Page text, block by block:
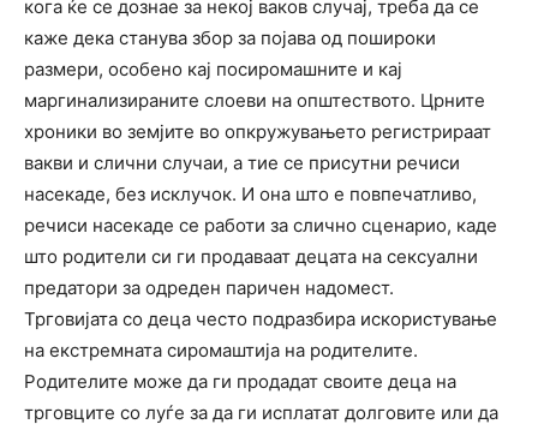
кога ќе се дознае за некој ваков случај, треба да се
каже дека станува збор за појава од пошироки
размери, особено кај посиромашните и кај
маргинализираните слоеви на општеството. Црните
хроники во земјите во опкружувањето регистрираат
вакви и слични случаи, а тие се присутни речиси
насекаде, без исклучок. И она што е повпечатливо,
речиси насекаде се работи за слично сценарио, каде
што родители си ги продаваат децата на сексуални
предатори за одреден паричен надомест.
Трговијата со деца често подразбира искористување
на екстремната сиромаштија на родителите.
Родителите може да ги продадат своите деца на
трговците со луѓе за да ги исплатат долговите или да